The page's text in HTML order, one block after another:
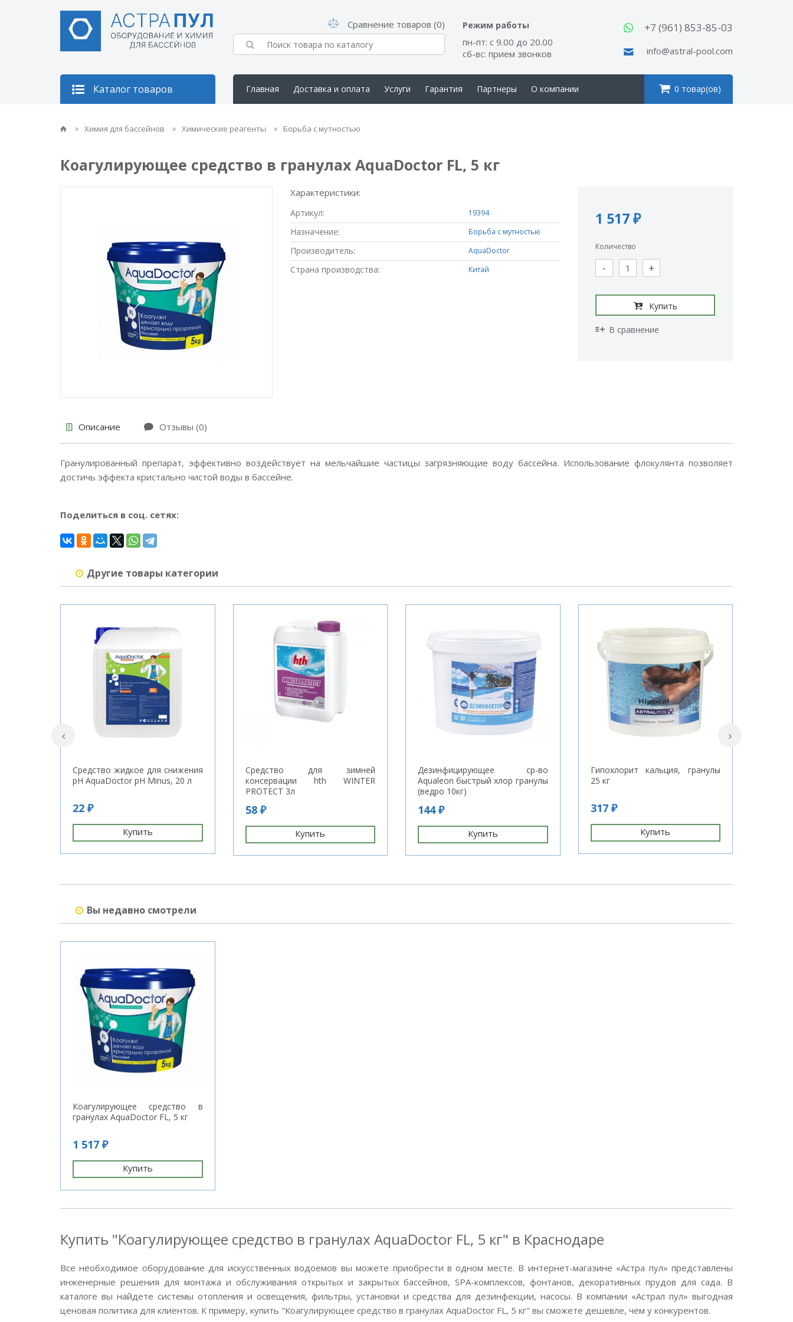
Сравнение товаров (0) Режим работы
пн-пт: с 9.00 до 20.00
сб-вс: прием звонков
+7 (961) 853-85-03
info@astral-pool.com
Каталог товаров Главная Доставка и оплата Услуги Гарантия Партнеры О компании 0 товар(ов)
Химия для бассейнов Химические реагенты Борьба с мутностью
Коагулирующее средство в гранулах AquaDoctor FL, 5 кг
Характеристики:
Артикул: 19394
Назначение: Борьба с мутностью
Производитель: AquaDoctor
Страна производства: Китай
1 517 ₽
Количество
- +
Купить
В сравнение
Описание Отзывы (0)
Гранулированный препарат, эффективно воздействует на мельчайшие частицы загрязняющие воду бассейна. Использование флокулянта позволяет
достичь эффекта кристально чистой воды в бассейне.
Поделиться в соц. сетях:
Другие товары категории
Средство жидкое для снижения
pH AquaDoctor pH Minus, 20 л
22 ₽
Купить
Средство для зимней
консервации hth WINTER
PROTECT 3л
58 ₽
Купить
Дезинфицирующее ср-во
Aqualeon быстрый хлор гранулы
(ведро 10кг)
144 ₽
Купить
Гипохлорит кальция, гранулы
25 кг
317 ₽
Купить
Вы недавно смотрели
Коагулирующее средство в
гранулах AquaDoctor FL, 5 кг
1 517 ₽
Купить
Купить "Коагулирующее средство в гранулах AquaDoctor FL, 5 кг" в Краснодаре
Все необходимое оборудование для искусственных водоемов вы можете приобрести в одном месте. В интернет-магазине «Астра пул» представлены
инженерные решения для монтажа и обслуживания открытых и закрытых бассейнов, SPA-комплексов, фонтанов, декоративных прудов для сада. В
каталоге вы найдете системы отопления и освещения, фильтры, установки и средства для дезинфекции, насосы. В компании «Астрал пул» выгодная
ценовая политика для клиентов. К примеру, купить "Коагулирующее средство в гранулах AquaDoctor FL, 5 кг" вы сможете дешевле, чем у конкурентов.